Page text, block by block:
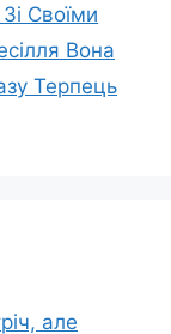
Своїми
Вона
Терпець
але